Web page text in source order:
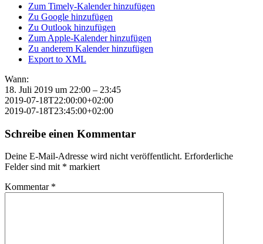
Zum Timely-Kalender hinzufügen
Zu Google hinzufügen
Zu Outlook hinzufügen
Zum Apple-Kalender hinzufügen
Zu anderem Kalender hinzufügen
Export to XML
Wann:
18. Juli 2019 um 22:00 – 23:45
2019-07-18T22:00:00+02:00
2019-07-18T23:45:00+02:00
Schreibe einen Kommentar
Deine E-Mail-Adresse wird nicht veröffentlicht. Erforderliche
Felder sind mit * markiert
Kommentar *